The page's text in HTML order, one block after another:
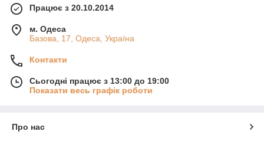
Працює з 20.10.2014
м. Одеса
Базова, 17, Одеса, Україна
Контакти
Сьогодні працює з 13:00 до 19:00
Показати весь графік роботи
Про нас